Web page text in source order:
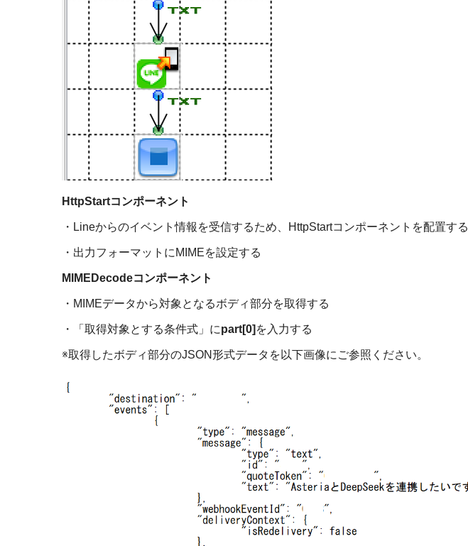
HttpStartコンポーネント
・ Lineからのイベント情報を受信するため、 HttpStartコンポーネントを配置する
・出力フォーマットに MIMEを設定する
MIMEDecodeコンポーネント
・ MIMEデータから対象となるボディ部分を取得する
・「取得対象とする条件式」にpart[0] を入力する
※取得したボディ部分のJSON形式データを以下画像にご参照ください。